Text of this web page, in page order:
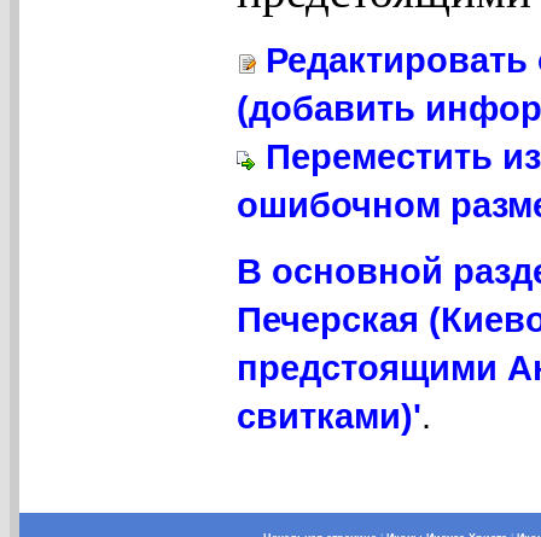
(добавить
Переместить
ошибочном
В основной
Печерская
предстоящими
свитками)'.